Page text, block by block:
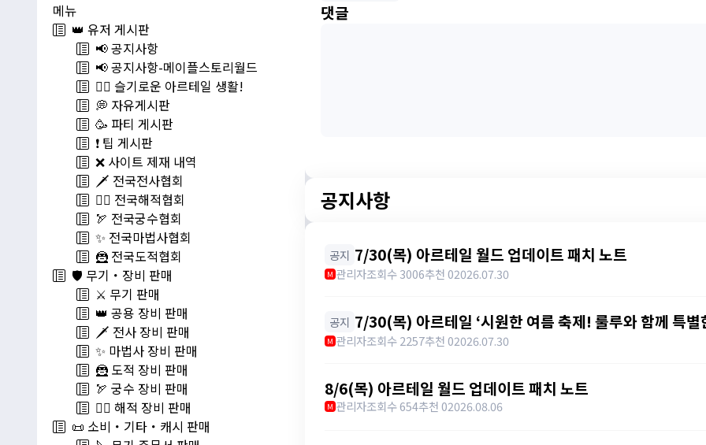
메뉴
👑 유저 게시판
📢 공지사항
📢 공지사항-메이플스토리월드
💁‍♂ 슬기로운 아르테일 생활!
💭 자유게시판
🥳 파티 게시판
❗️ 팁 게시판
❌ 사이트 제재 내역
🗡️ 전국전사협회
🏴‍☠️ 전국해적협회
🏹 전국궁수협회
✨ 전국마법사협회
🦹 전국도적협회
🛡️ 무기・장비 판매
⚔️ 무기 판매
👑 공용 장비 판매
🗡️ 전사 장비 판매
✨ 마법사 장비 판매
🦹 도적 장비 판매
🏹 궁수 장비 판매
🏴‍☠️ 해적 장비 판매
📜 소비・기타・캐시 판매
댓글
공지사항
공지 7/30(목) 아르테일 월드 업데이트 패치 노트
M 관리자조회수 3006추천 02026.07.30
공지 7/30(목) 아르테일 ‘시원한 여름 축제! 룰루와 함께 특
트
M 관리자조회수 2257추천 02026.07.30
8/6(목) 아르테일 월드 업데이트 패치 노트
M 관리자조회수 654추천 02026.08.06